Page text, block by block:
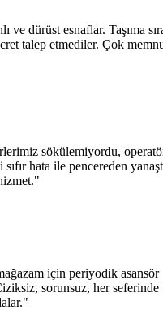
ve dürüst esnaflar. Taşıma
talep etmediler. Çok
sökülemiyordu,
hata ile pencereden
"
için periyodik asansör
sorunsuz, her seferinde
"